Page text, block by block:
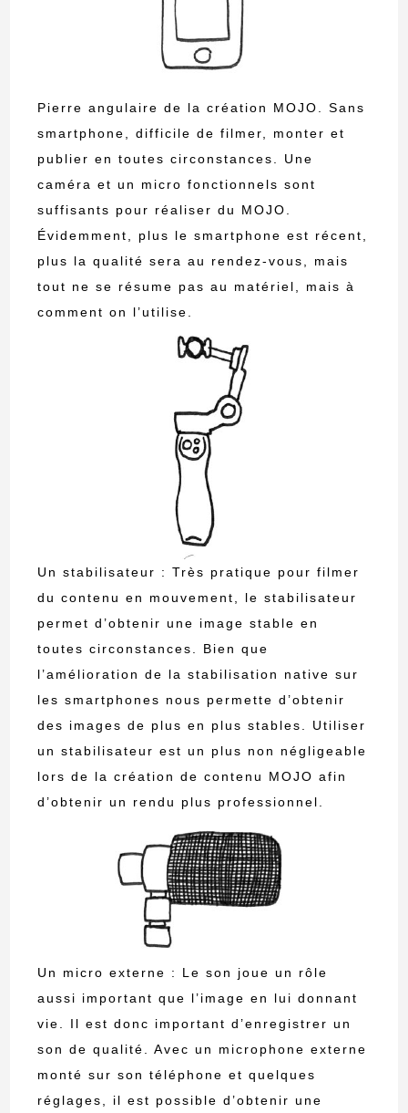
Pierre angulaire de la création MOJO. Sans
smartphone, difficile de filmer, monter et
publier en toutes circonstances. Une
caméra et un micro fonctionnels sont
suffisants pour réaliser du MOJO.
Évidemment, plus le smartphone est récent,
plus la qualité sera au rendez-vous, mais
tout ne se résume pas au matériel, mais à
comment on l’utilise.
Un stabilisateur : Très pratique pour filmer
du contenu en mouvement, le stabilisateur
permet d’obtenir une image stable en
toutes circonstances. Bien que
l’amélioration de la stabilisation native sur
les smartphones nous permette d’obtenir
des images de plus en plus stables. Utiliser
un stabilisateur est un plus non négligeable
lors de la création de contenu MOJO afin
d’obtenir un rendu plus professionnel.
Un micro externe : Le son joue un rôle
aussi important que l’image en lui donnant
vie. Il est donc important d’enregistrer un
son de qualité. Avec un microphone externe
monté sur son téléphone et quelques
réglages, il est possible d’obtenir une